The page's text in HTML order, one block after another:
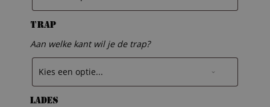
Trap
Aan welke kant wil je de trap?
Lades